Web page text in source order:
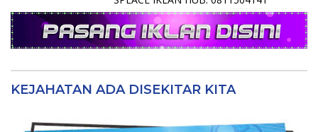
KEJAHATAN ADA DISEKITAR KITA